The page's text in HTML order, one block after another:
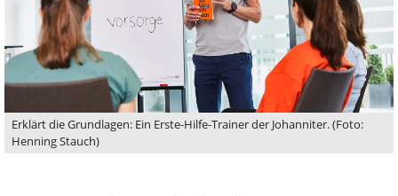
Erklärt die Grundlagen: Ein Erste-Hilfe-Trainer der Johanniter. (Foto:
Henning Stauch)